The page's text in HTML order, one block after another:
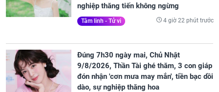
nghiệp thăng tiến không ngừng
Tâm linh - Tử vi 4 giờ 22 phút trước
Đúng 7h30 ngày mai, Chủ Nhật
9/8/2026, Thần Tài ghé thăm, 3 con giáp
đón nhận 'cơn mưa may mắn', tiền bạc dồi
dào, sự nghiệp thăng hoa